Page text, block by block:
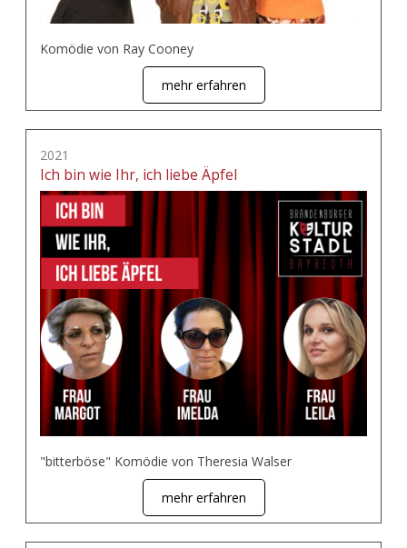
Komödie von Ray Cooney
mehr erfahren
2021
Ich bin wie Ihr, ich liebe Äpfel
"bitterböse" Komödie von Theresia Walser
mehr erfahren